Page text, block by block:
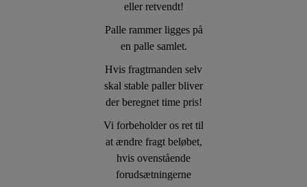
eller retvendt!
Palle rammer ligges på
en palle samlet.
Hvis fragtmanden selv
skal stable paller bliver
der beregnet time pris!
Vi forbeholder os ret til
at ændre fragt beløbet,
hvis ovenstående
forudsætningerne